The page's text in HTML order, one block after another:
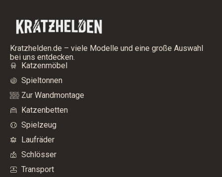
Kratzhelden.de – viele Modelle und eine große Auswahl
bei uns entdecken.
Katzenmöbel
Spieltonnen
Zur Wandmontage
Katzenbetten
Spielzeug
Laufräder
Schlösser
Transport